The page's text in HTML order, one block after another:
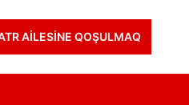
AİLESİNE QOŞULMAQ